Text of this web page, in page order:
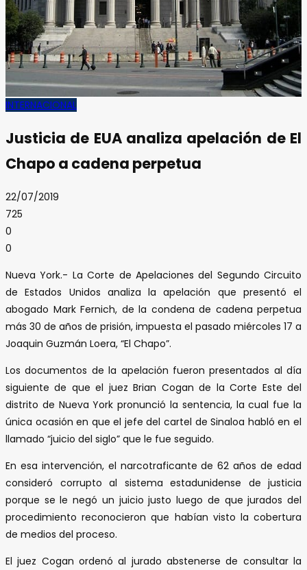
INTERNACIONAL
Justicia de EUA analiza apelación de El
Chapo a cadena perpetua
22/07/2019
725
0
0
Nueva York.- La Corte de Apelaciones del Segundo Circuito
de Estados Unidos analiza la apelación que presentó el
abogado Mark Fernich, de la condena de cadena perpetua
más 30 de años de prisión, impuesta el pasado miércoles 17 a
Joaquin Guzmán Loera, “El Chapo”.
Los documentos de la apelación fueron presentados al día
siguiente de que el juez Brian Cogan de la Corte Este del
distrito de Nueva York pronunció la sentencia, la cual fue la
única ocasión en que el jefe del cartel de Sinaloa habló en el
llamado “juicio del siglo” que le fue seguido.
En esa intervención, el narcotraficante de 62 años de edad
consideró corrupto al sistema estadunidense de justicia
porque se le negó un juicio justo luego de que jurados del
procedimiento reconocieron que habían visto la cobertura
de medios del proceso.
El juez Cogan ordenó al jurado abstenerse de consultar la